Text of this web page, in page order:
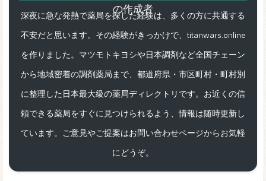
深夜に急な発熱で薬局を探した経験は、多くの方に共通する
不安だと思います。その経験がきっかけで、titanwars.online
を作りました。マツモトキヨシや日本調剤など全国チェーン
から地域密着の調剤薬局まで、都道府県・市区町村・町村別
に整理した日本最大級の薬局ディレクトリです。お近くの信
頼できる薬局をすぐに見つけられるよう、情報は随時更新し
ています。ご意見やご提案はお問い合わせページからお気軽
にどうぞ。